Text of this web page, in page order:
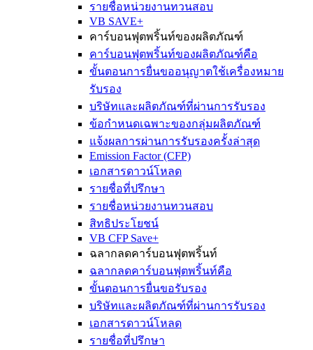
รายชื่อหน่วยงานทวนสอบ
VB SAVE+
คาร์บอนฟุตพริ้นท์ของผลิตภัณฑ์
คาร์บอนฟุตพริ้นท์ของผลิตภัณฑ์คือ
ขั้นตอนการยื่นขออนุญาตใช้เครื่องหมาย
รับรอง
บริษัทและผลิตภัณฑ์ที่ผ่านการรับรอง
ข้อกำหนดเฉพาะของกลุ่มผลิตภัณฑ์
แจ้งผลการผ่านการรับรองครั้งล่าสุด
Emission Factor (CFP)
เอกสารดาวน์โหลด
รายชื่อที่ปรึกษา
รายชื่อหน่วยงานทวนสอบ
สิทธิประโยชน์
VB CFP Save+
ฉลากลดคาร์บอนฟุตพริ้นท์
ฉลากลดคาร์บอนฟุตพริ้นท์คือ
ขั้นตอนการยื่นขอรับรอง
บริษัทและผลิตภัณฑ์ที่ผ่านการรับรอง
เอกสารดาวน์โหลด
รายชื่อที่ปรึกษา